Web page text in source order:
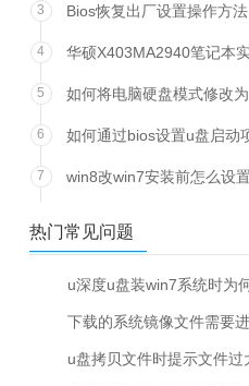
3 Bios恢复出厂设置操作方法
4
华硕X403MA2940笔记本
动方法
5 如何将电脑硬盘模式修改
6 如何通过bios设置u盘启动
7 win8改win7安装前怎么设
热门常见问题
u深度u盘装win7系统时为
下载的系统镜像文件需要
u盘拷贝文件时提示文件过